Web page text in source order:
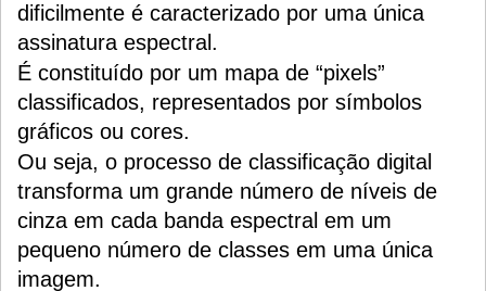
dificilmente é caracterizado por uma única
assinatura espectral.
É constituído por um mapa de “pixels”
classificados, representados por símbolos
gráficos ou cores.
Ou seja, o processo de classificação digital
transforma um grande número de níveis de
cinza em cada banda espectral em um
pequeno número de classes em uma única
imagem.